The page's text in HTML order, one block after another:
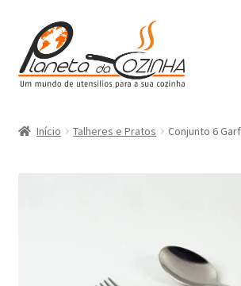
Lista de Desejos
Início Talheres e Pratos Conjunto 6